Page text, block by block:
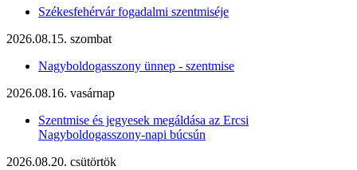
Székesfehérvár fogadalmi szentmiséje
2026.08.15. szombat
Nagyboldogasszony ünnep - szentmise
2026.08.16. vasárnap
Szentmise és jegyesek megáldása az Ercsi
Nagyboldogasszony-napi búcsún
2026.08.20. csütörtök